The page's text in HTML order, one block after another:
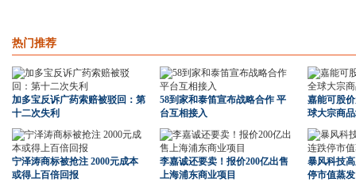
热门推荐
加多宝反诉广药索赔被驳回：第
十二次失利
58到家和泰笛宣布战略合作 平
台互相接入
嘉能可股
球大宗商
宁泽涛商标被抢注 2000元成本
或得上百倍回报
李嘉诚还要卖！报价200亿出售
上海浦东商业项目
暴风科技
停市值蒸